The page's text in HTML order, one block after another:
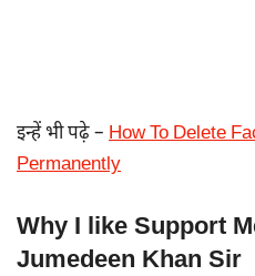
इन्हें भी पढ़े – How To Delete
Permanently
Why I like Support
Jumedeen Khan Sir